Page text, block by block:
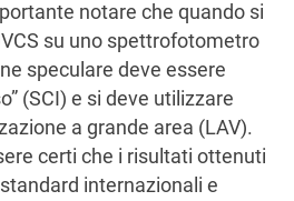
notare che quando si
su uno spettrofotometro
speculare deve essere
(SCI) e si deve utilizzare
a grande area (LAV).
certi che i risultati ottenuti
internazionali e